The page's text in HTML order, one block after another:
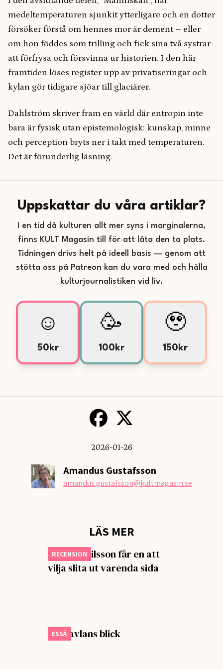
medeltemperaturen sjunkit ytterligare och en dotter
försöker förstå om hennes mor är dement – eller
om hon föddes som trilling och fick sina två systrar
att förfrysa och försvinna ur historien. I den här
framtiden löses register upp av privatiseringar och
kylan gör tidigare sjöar till glaciärer.
Dahlström skriver fram en värld där entropin inte
bara är fysisk utan epistemologisk: kunskap, minne
och perception bryts ner i takt med temperaturen.
Det är förunderlig läsning.
Uppskattar du våra artiklar?
I en tid då kulturen allt mer syns i marginalerna,
finns KULT Magasin till för att låta den ta plats.
Tidningen drivs helt på ideell basis — genom att
stötta oss på Patreon kan du vara med och hålla
kulturjournalistiken vid liv.
☺️
50kr
🥳
100kr
🥹
150kr
2026-01-26
Amandus Gustafsson
amandus.gustafsson@kultmagasin.se
LÄS MER
RECENSION
Isabella Nilsson får en att
vilja slita ut varenda sida
ESSÄ
Om tavlans blick